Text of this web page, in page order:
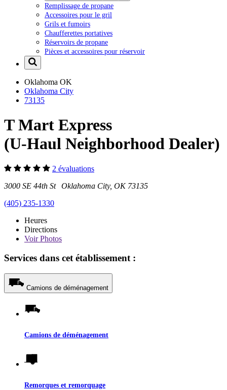
Remplissage de propane
Accessoires pour le gril
Grils et fumoirs
Chaufferettes portatives
Réservoirs de propane
Pièces et accessoires pour réservoir
Oklahoma OK
Oklahoma City
73135
T Mart Express
(U-Haul Neighborhood Dealer)
2 évaluations
3000 SE 44th St Oklahoma City, OK 73135
(405) 235-1330
Heures
Directions
VoirPhotos
Services dans cet établissement :
Camions de déménagement
Camions de déménagement
Remorques et remorquage